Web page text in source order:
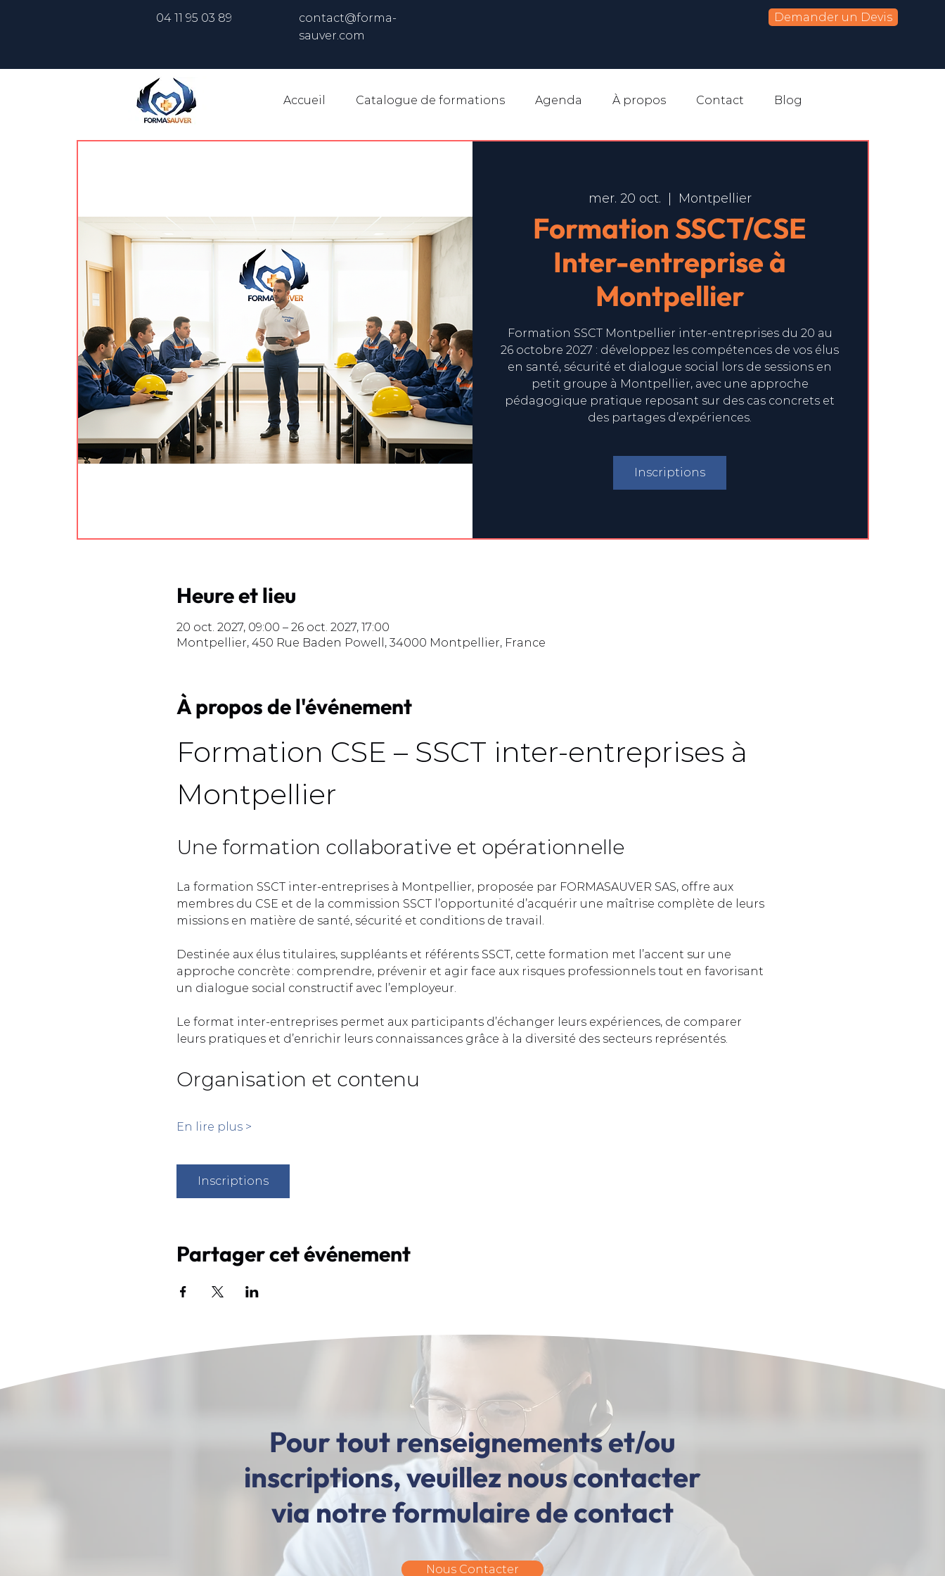
04 11 95 03 89
contact@forma-
sauver.com
Demander un Devis
Accueil Catalogue de formations Agenda À propos Contact Blog
mer. 20 oct. Montpellier
Formation SSCT/CSE
Inter-entreprise à
Montpellier
Formation SSCT Montpellier inter-entreprises du 20 au
26 octobre 2027 : développez les compétences de vos élus
en santé, sécurité et dialogue social lors de sessions en
petit groupe à Montpellier, avec une approche
pédagogique pratique reposant sur des cas concrets et
des partages d’expériences.
Inscriptions
Heure et lieu
20 oct. 2027, 09:00 – 26 oct. 2027, 17:00
Montpellier, 450 Rue Baden Powell, 34000 Montpellier, France
À propos de l'événement
Formation CSE – SSCT inter-entreprises à
Montpellier
Une formation collaborative et opérationnelle
La formation SSCT inter-entreprises à Montpellier, proposée par FORMASAUVER SAS, offre aux
membres du CSE et de la commission SSCT l’opportunité d’acquérir une maîtrise complète de leurs
missions en matière de santé, sécurité et conditions de travail.
Destinée aux élus titulaires, suppléants et référents SSCT, cette formation met l’accent sur une
approche concrète : comprendre, prévenir et agir face aux risques professionnels tout en favorisant
un dialogue social constructif avec l’employeur.
Le format inter-entreprises permet aux participants d’échanger leurs expériences, de comparer
leurs pratiques et d’enrichir leurs connaissances grâce à la diversité des secteurs représentés.
Organisation et contenu
En lire plus >
Inscriptions
Partager cet événement
Pour tout renseignements et/ou
inscriptions, veuillez nous contacter
via notre formulaire de contact
Nous Contacter